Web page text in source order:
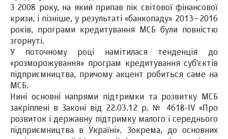
З 2008 року, на який припав пік світової фінансової
кризи, і пізніше, у результаті «банкопаду» 2013–2016
років, програми кредитування МСБ були повністю
згорнуті.
У поточному році намітилася тенденція до
«розморожування» програм кредитування суб'єктів
підприємництва, причому акцент робиться саме на
МСБ.
Нині основні напрями підтримки та розвитку МСБ
закріплені в Законі від 22.03.12 р. № 4618-IV «Про
розвиток і державну підтримку малого і середнього
підприємництва в Україні». Зокрема, до основних